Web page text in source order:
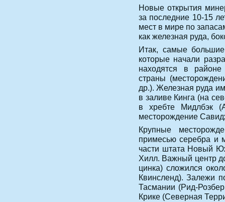
Новые открытия
за последние 10-15
мест в мире по
как железная руда,
Итак, самые
которые начали
находятся в
страны
др.). Железная руда
в заливе Кинга (на
в хребте Мидлбэк
месторождение
Крупные
примесью серебра и
части штата Новый
Хилл. Важный центр
цинка) сложился
Квинсленд). Залежи
Тасмании (Рид-
Крике (Северная